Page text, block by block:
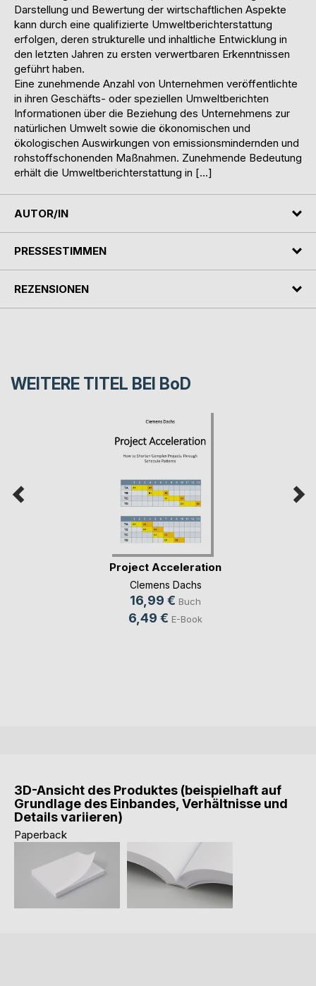
Darstellung und Bewertung der wirtschaftlichen Aspekte
kann durch eine qualifizierte Umweltberichterstattung
erfolgen, deren strukturelle und inhaltliche Entwicklung in
den letzten Jahren zu ersten verwertbaren Erkenntnissen
geführt haben.
Eine zunehmende Anzahl von Unternehmen veröffentlichte
in ihren Geschäfts- oder speziellen Umweltberichten
Informationen über die Beziehung des Unternehmens zur
natürlichen Umwelt sowie die ökonomischen und
ökologischen Auswirkungen von emissionsmindernden und
rohstoffschonenden Maßnahmen. Zunehmende Bedeutung
erhält die Umweltberichterstattung in […]
AUTOR/IN
PRESSESTIMMEN
REZENSIONEN
WEITERE TITEL BEI BoD
Project Acceleration
Clemens Dachs
16,99 € Buch
6,49 € E-Book
3D-Ansicht des Produktes (beispielhaft auf
Grundlage des Einbandes, Verhältnisse und
Details variieren)
Paperback